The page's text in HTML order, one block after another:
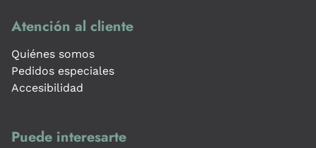
Atención al cliente
Quiénes somos
Pedidos especiales
Accesibilidad
Puede interesarte